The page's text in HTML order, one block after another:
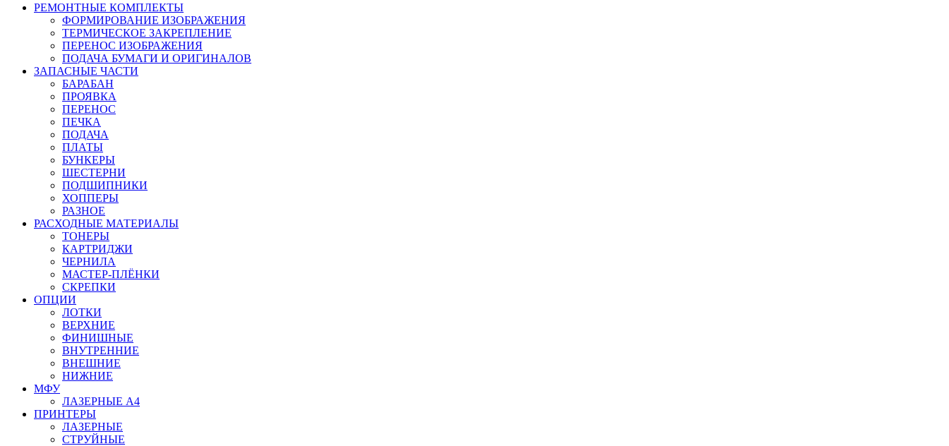
РЕМОНТНЫЕ КОМПЛЕКТЫ
ФОРМИРОВАНИЕ ИЗОБРАЖЕНИЯ
ТЕРМИЧЕСКОЕ ЗАКРЕПЛЕНИЕ
ПЕРЕНОС ИЗОБРАЖЕНИЯ
ПОДАЧА БУМАГИ И ОРИГИНАЛОВ
ЗАПАСНЫЕ ЧАСТИ
БАРАБАН
ПРОЯВКА
ПЕРЕНОС
ПЕЧКА
ПОДАЧА
ПЛАТЫ
БУНКЕРЫ
ШЕСТЕРНИ
ПОДШИПНИКИ
ХОППЕРЫ
РАЗНОЕ
РАСХОДНЫЕ МАТЕРИАЛЫ
ТОНЕРЫ
КАРТРИДЖИ
ЧЕРНИЛА
МАСТЕР-ПЛЁНКИ
СКРЕПКИ
ОПЦИИ
ЛОТКИ
ВЕРХНИЕ
ФИНИШНЫЕ
ВНУТРЕННИЕ
ВНЕШНИЕ
НИЖНИЕ
МФУ
ЛАЗЕРНЫЕ A4
ПРИНТЕРЫ
ЛАЗЕРНЫЕ
СТРУЙНЫЕ